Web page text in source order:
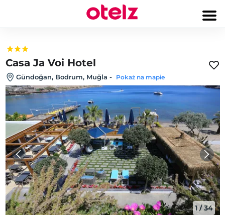
Casa Ja Voi Hotel
Gündoğan, Bodrum, Muğla - Pokaż na mapie
1/34